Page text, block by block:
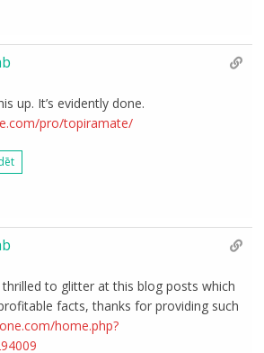
up. It’s evidently done.
pro/topiramate/
to glitter at this blog posts which
facts, thanks for providing such
home.php?